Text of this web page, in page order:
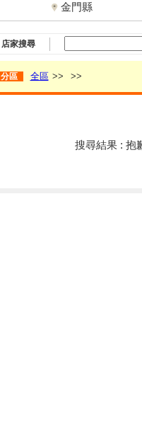
金門縣
店家搜尋
分區 全區 >> >>
搜尋結果 : 抱